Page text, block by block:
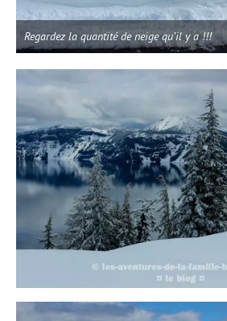
Regardez la quantité de neige qu’il y a !!!